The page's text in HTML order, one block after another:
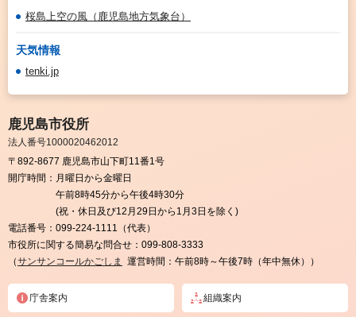
桜島上空の風（鹿児島地方気象台）
天気情報
tenki.jp
鹿児島市役所
法人番号1000020462012
〒892-8677 鹿児島市山下町11番1号
開庁時間： 月曜日から金曜日
午前8時45分から午後4時30分
(祝・休日及び12月29日から1月3日を除く)
電話番号： 099-224-1111（代表）
市役所に関する簡易な問合せ： 099-808-3333
（サンサンコールかごしま 運営時間：午前8時～午後7時（年中無休））
庁舎案内 組織案内